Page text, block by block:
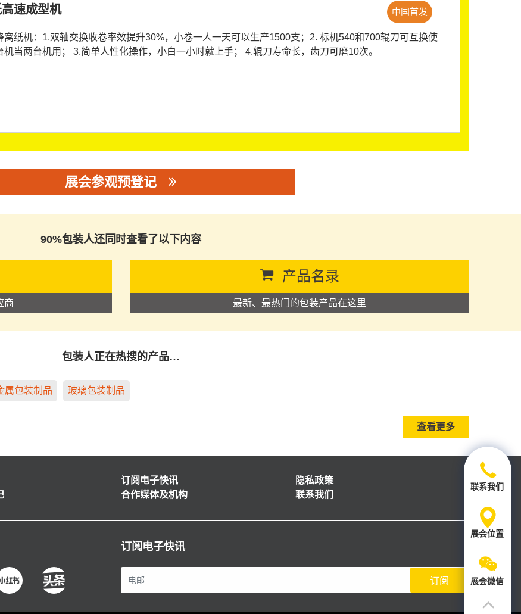
速成型机 中国首发
窝纸机：1.双轴交换收卷率效提升30%，小卷一人一天可以生产1500支；2. 标机540和700辊刀可互换使
机当两台机用； 3.简单人性化操作，小白一小时就上手； 4.辊刀寿命长，齿刀可磨10次。
展会参观预登记
90%包装人还同时查看了以下内容
商
产品名录
最新、最热门的包装产品在这里
包装人正在热搜的产品…
属包装制品 玻璃包装制品
查看更多
订阅电子快讯
合作媒体及机构
隐私政策
联系我们
订阅电子快讯
订阅
联系我们
展会位置
展会微信